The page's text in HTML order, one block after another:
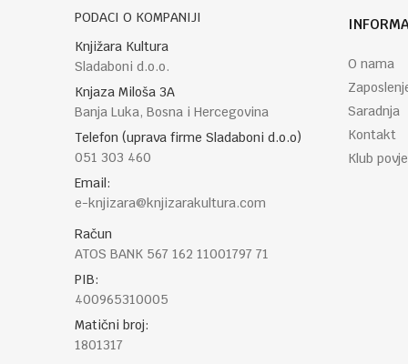
PODACI O KOMPANIJI
Knjižara Kultura
Sladaboni d.o.o.
Knjaza Miloša 3A
Banja Luka, Bosna i Hercegovina
Telefon (uprava firme Sladaboni d.o.o)
051 303 460
Email:
e-knjizara@knjizarakultura.com
Račun
ATOS BANK 567 162 11001797 71
PIB:
400965310005
Matični broj:
1801317
O nama
Saradnja
Kontakt
Klub